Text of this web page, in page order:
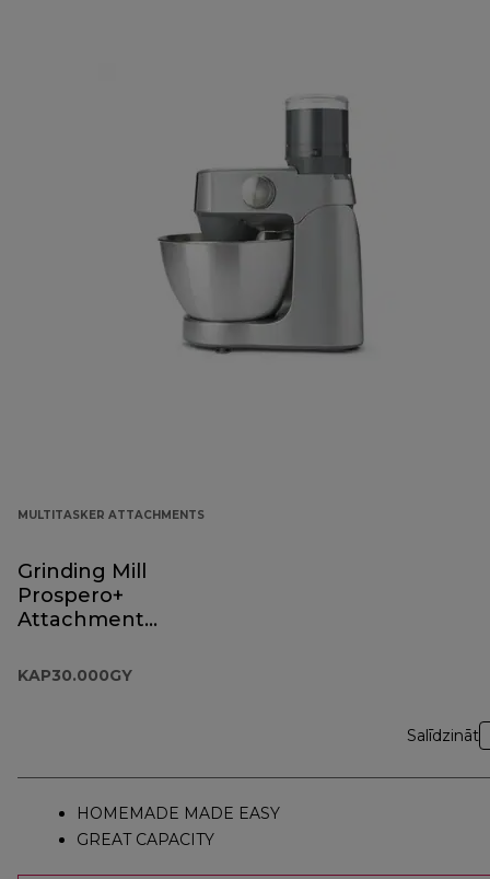
MULTITASKER ATTACHMENTS
Grinding Mill
Prospero+
Attachment
KAP30.000GY
Salīdzināt
HOMEMADE MADE EASY
GREAT CAPACITY